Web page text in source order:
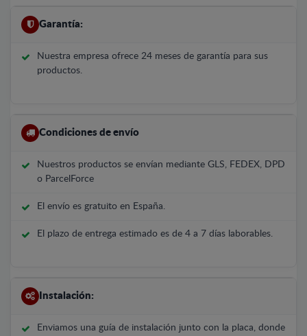
Garantía:
Nuestra empresa ofrece 24 meses de garantía para sus
productos.
Condiciones de envío
Nuestros productos se envían mediante GLS, FEDEX, DPD
o ParcelForce
El envío es gratuito en España.
El plazo de entrega estimado es de 4 a 7 días laborables.
Instalación:
Enviamos una guía de instalación junto con la placa, donde